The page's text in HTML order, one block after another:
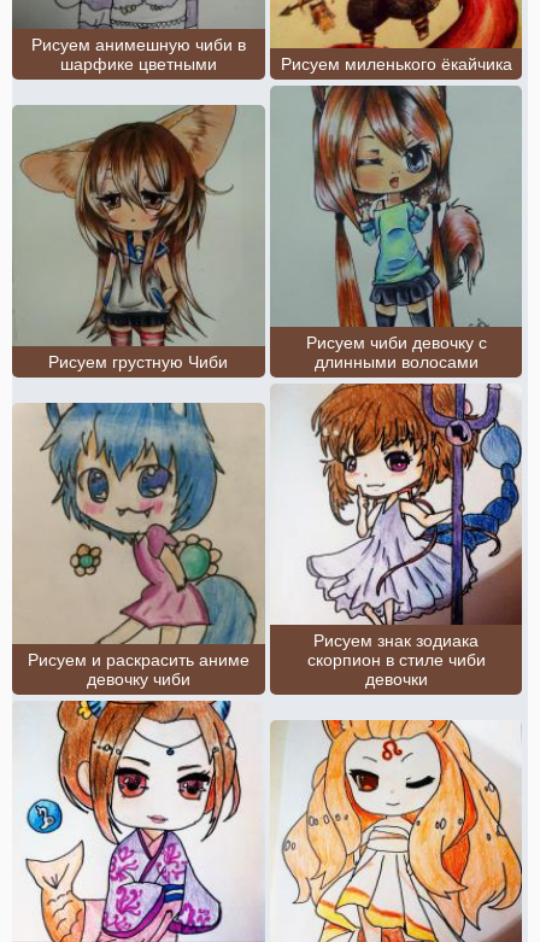
Рисуем анимешную чиби в
шарфике цветными
Рисуем миленького ёкайчика
Рисуем грустную Чиби
Рисуем чиби девочку с
длинными волосами
Рисуем и раскрасить аниме
девочку чиби
Рисуем знак зодиака
скорпион в стиле чиби
девочки